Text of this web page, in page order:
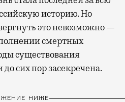
историю. Но
это невозможно —
смертных
существования
сих пор засекречена.
НИЖЕ